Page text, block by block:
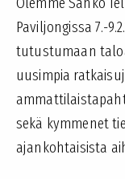
Paviljongissa 7.-
tutustumaan
uusimpia
sekä kymmenet
ajankohtaisista